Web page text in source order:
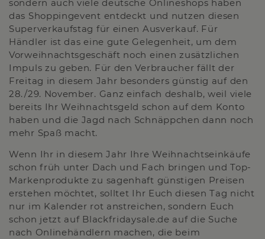
sondern auch viele deutsche Onlineshops haben
das Shoppingevent entdeckt und nutzen diesen
Superverkaufstag für einen Ausverkauf. Für
Händler ist das eine gute Gelegenheit, um dem
Vorweihnachtsgeschäft noch einen zusätzlichen
Impuls zu geben. Für den Verbraucher fällt der
Freitag in diesem Jahr besonders günstig auf den
28./29. November. Ganz einfach deshalb, weil viele
bereits Ihr Weihnachtsgeld schon auf dem Konto
haben und die Jagd nach Schnäppchen dann noch
mehr Spaß macht.
Wenn Ihr in diesem Jahr Ihre Weihnachtseinkäufe
schon früh unter Dach und Fach bringen und Top-
Markenprodukte zu sagenhaft günstigen Preisen
erstehen möchtet, solltet Ihr Euch diesen Tag nicht
nur im Kalender rot anstreichen, sondern Euch
schon jetzt auf Blackfridaysale.de auf die Suche
nach Onlinehändlern machen, die beim